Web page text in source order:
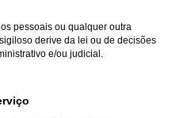
pessoais ou qualquer outra
derive da lei ou de decisões
e/ou judicial.